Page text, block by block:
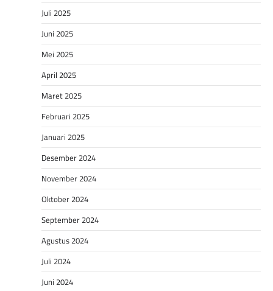
Juli 2025
Juni 2025
Mei 2025
April 2025
Maret 2025
Februari 2025
Januari 2025
Desember 2024
November 2024
Oktober 2024
September 2024
Agustus 2024
Juli 2024
Juni 2024